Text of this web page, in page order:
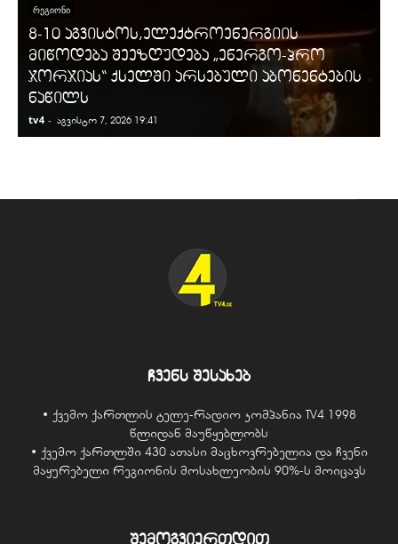
ᲠᲔᲒᲘᲝᲜᲘ
8-10 აგვისტოს,ელექტროენერგიის
მიწოდება შეეზღუდება „ენერგო-პრო
ჯორჯიას“ ქსელში არსებული აბონენტების
ნაწილს
tv4 - აგვისტო 7, 2026 19:41
ჩვენს შესახებ
• ქვემო ქართლის ტელე-რადიო კომპანია TV4 1998
წლიდან მაუწყებლობს
• ქვემო ქართლში 430 ათასი მაცხოვრებელია და ჩვენი
მაყურებელი რეგიონის მოსახლეობის 90%-ს მოიცავს
შემოგვიერთდით